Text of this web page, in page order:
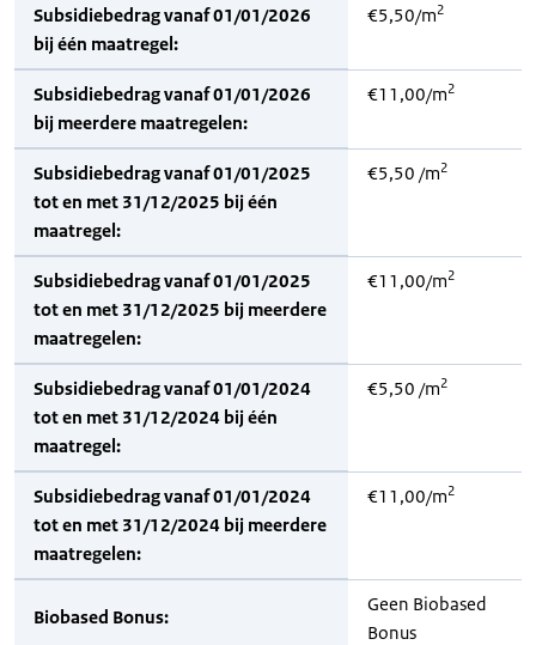
Subsidiebedrag vanaf 01/01/2026
bij één maatregel:
€5,50/m2
Subsidiebedrag vanaf 01/01/2026
bij meerdere maatregelen:
€11,00/m2
Subsidiebedrag vanaf 01/01/2025
tot en met 31/12/2025 bij één
maatregel:
€5,50 /m2
Subsidiebedrag vanaf 01/01/2025
tot en met 31/12/2025 bij meerdere
maatregelen:
€11,00/m2
Subsidiebedrag vanaf 01/01/2024
tot en met 31/12/2024 bij één
maatregel:
€5,50 /m2
Subsidiebedrag vanaf 01/01/2024
tot en met 31/12/2024 bij meerdere
maatregelen:
€11,00/m2
Biobased Bonus:
Geen Biobased
Bonus